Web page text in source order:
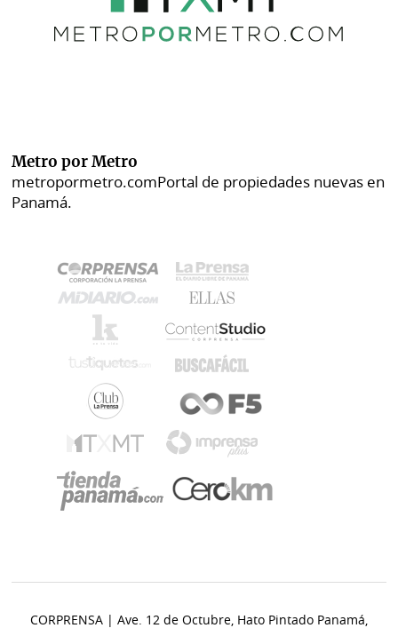
Metro por Metro
metropormetro.comPortal de propiedades nuevas en
Panamá.
CORPRENSA | Ave. 12 de Octubre, Hato Pintado Panamá,